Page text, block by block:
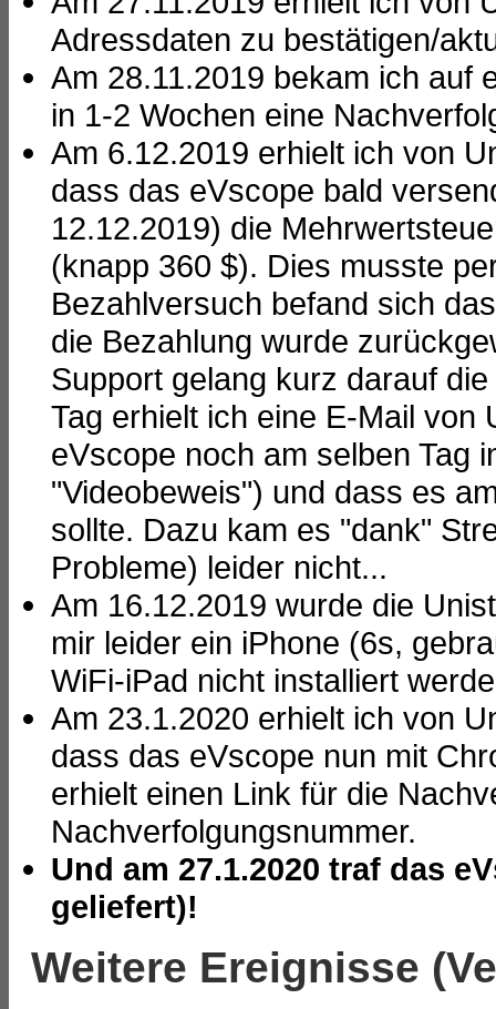
Adressdaten zu bestätigen/
Am 28.11.2019 bekam ich auf
in 1-2 Wochen eine
Am 6.12.2019 erhielt ich von
dass das eVscope bald
12.12.2019) die
(knapp 360 $). Dies musste
Bezahlversuch befand sich
die Bezahlung wurde
Support gelang kurz darauf
Tag erhielt ich eine E-Mail von
eVscope noch am selben Tag
"Videobeweis") und dass es
sollte. Dazu kam es "dank"
Probleme) leider nicht...
Am 16.12.2019 wurde die
mir leider ein iPhone (6s,
WiFi-iPad nicht installiert
Am 23.1.2020 erhielt ich von
dass das eVscope nun mit
erhielt einen Link für die
Nachverfolgungsnummer.
Und am 27.1.2020 traf das
geliefert)!
Weitere Ereignisse